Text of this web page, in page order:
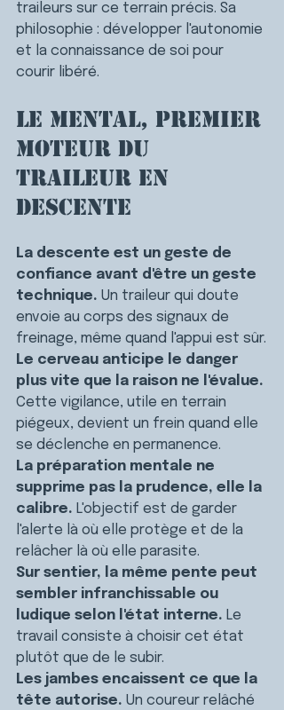
traileurs sur ce terrain précis. Sa
philosophie : développer l'autonomie
et la connaissance de soi pour
courir libéré.
Le mental, premier
moteur du
traileur en
descente
La descente est un geste de
confiance avant d'être un geste
technique. Un traileur qui doute
envoie au corps des signaux de
freinage, même quand l'appui est sûr.
Le cerveau anticipe le danger
plus vite que la raison ne l'évalue.
Cette vigilance, utile en terrain
piégeux, devient un frein quand elle
se déclenche en permanence.
La préparation mentale ne
supprime pas la prudence, elle la
calibre. L'objectif est de garder
l'alerte là où elle protège et de la
relâcher là où elle parasite.
Sur sentier, la même pente peut
sembler infranchissable ou
ludique selon l'état interne. Le
travail consiste à choisir cet état
plutôt que de le subir.
Les jambes encaissent ce que la
tête autorise. Un coureur relâché